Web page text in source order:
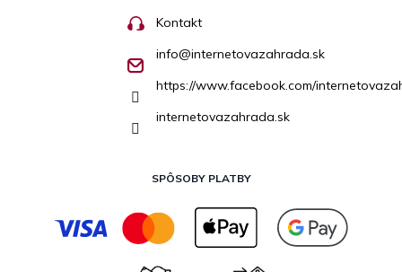
Kontakt
info@internetovazahrada.sk
https://www.facebook.com/
internetovazahrada.sk
SPÔSOBY PLATBY